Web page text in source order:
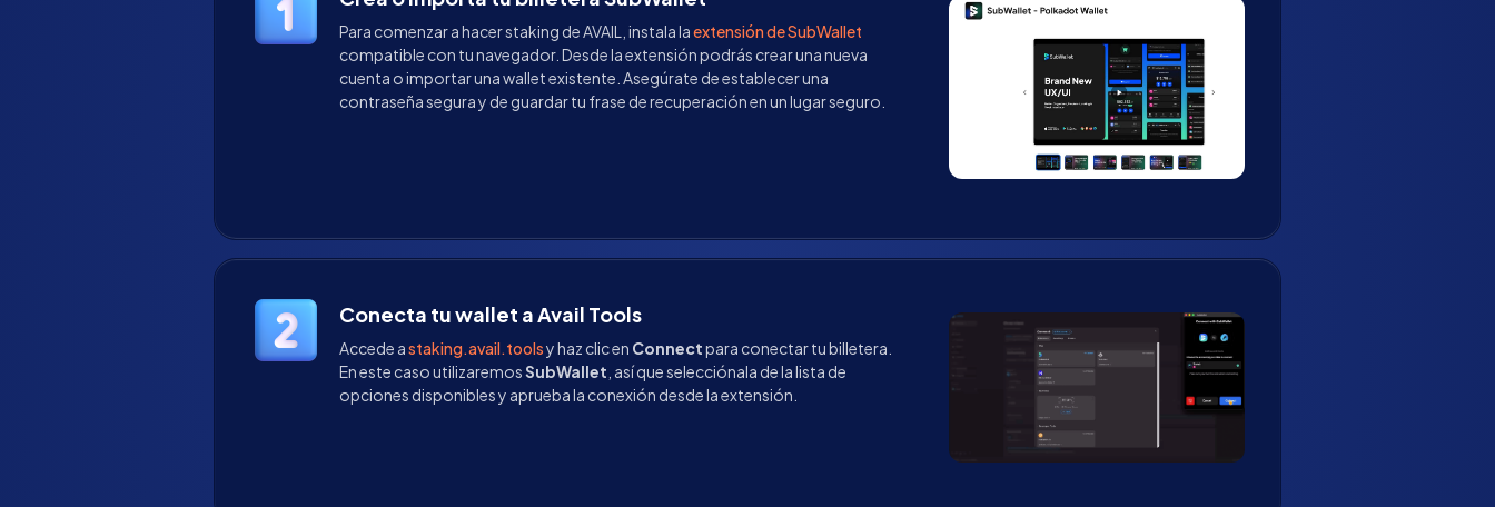
Para comenzar a hacer staking de AVAIL, instala laextensión de SubWallet
compatible con tu navegador. Desde la extensión podrás crear una nueva
cuenta o importar una wallet existente. Asegúrate de establecer una
contraseña segura y de guardar tu frase de recuperación en un lugar seguro.
Conecta tu wallet a Avail Tools
Accede astaking.avail.toolsy haz clic en Connectpara conectar tu billetera.
En este caso utilizaremosSubWallet , así que selecciónala de la lista de
opciones disponibles y aprueba la conexión desde la extensión.